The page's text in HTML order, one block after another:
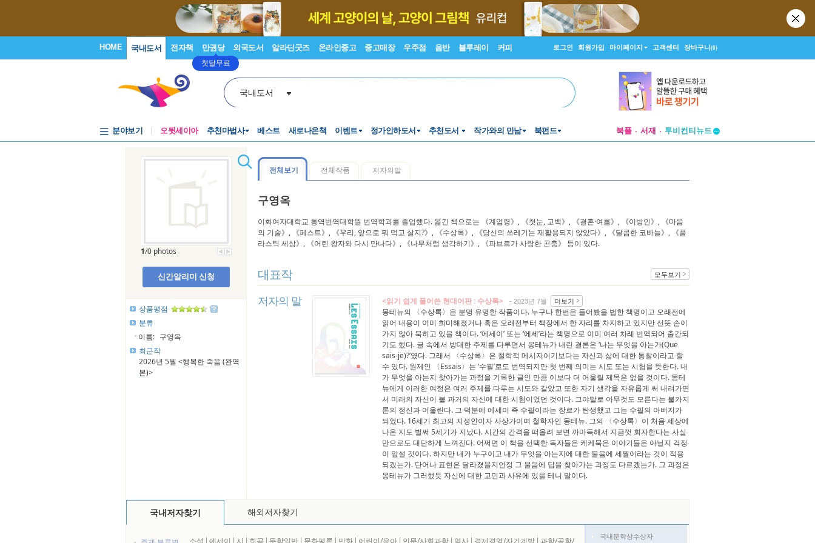
HOME 국내도서 전자책 만권당
첫달무료
외국도서 알라딘굿즈 온라인중고 중고매장 우주점 음반 블루레이 커피 로그인 회원가입 마이페이지 고객센터 장바구니(0)
국내도서
분야보기 오뒷세이아 추천마법사 베스트 새로나온책 이벤트 정가인하도서 추천도서 작가와의 만남 북펀드 북플 서재
투비컨티뉴드
1/0 photos
신간알리미 신청
상품평점
분류
이름: 구영옥
최근작
2026년 5월 <행복한 죽음 (완역
본)>
전체보기 전체작품 저자의말
구영옥
이화여자대학교 통역번역대학원 번역학과를 졸업했다. 옮긴 책으로는 《계엄령》, 《첫눈, 고백》, 《결혼·여름》, 《이방인》, 《마음
의 기술》, 《페스트》, 《우리, 앞으로 뭐 먹고 살지?》, 《수상록》, 《당신의 쓰레기는 재활용되지 않았다》, 《달콤한 코바늘》, 《플
라스틱 세상》, 《어린 왕자와 다시 만나다》, 《나무처럼 생각하기》, 《파브르가 사랑한 곤충》 등이 있다.
대표작 모두보기
저자의 말 <읽기 쉽게 풀어쓴 현대어판 : 수상록> - 2023년 7월 더보기
몽테뉴의 〈수상록〉은 분명 유명한 작품이다. 누구나 한번은 들어봤을 법한 책명이고 오래전에
읽어 내용이 이미 희미해졌거나 혹은 오래전부터 책장에서 한 자리를 차지하고 있지만 선뜻 손이
가지 않아 묵히고 있을 책이다. ‘에세이’ 또는 ‘에세’라는 책명으로 이미 여러 차례 번역되어 출간되
기도 했다. 글 속에서 방대한 주제를 다루면서 몽테뉴가 내린 결론은 ‘나는 무엇을 아는가(Que
sais-je)?’였다. 그래서 〈수상록〉은 철학적 메시지이기보다는 자신과 삶에 대한 통찰이라고 할
수 있다. 원제인 〈Essais〉는 ‘수필’로도 번역되지만 첫 번째 의미는 시도 또는 시험을 뜻한다. 내
가 무엇을 아는지 찾아가는 과정을 기록한 글인 만큼 이보다 더 어울릴 제목은 없을 것이다. 몽테
뉴에게 이러한 여정은 여러 주제를 다루는 시도와 같았고 또한 자기 생각을 자유롭게 써 내려가면
서 미래의 자신이 볼 과거의 자신에 대한 시험이었던 것이다. 그야말로 아무것도 모른다는 불가지
론의 정신과 어울린다. 그 덕분에 에세이 즉 수필이라는 장르가 탄생했고 그는 수필의 아버지가
되었다. 16세기 최고의 지성인이자 사상가이며 철학자인 몽테뉴. 그의 〈수상록〉이 처음 세상에
나온 지도 벌써 5세기가 지났다. 시간의 간격을 떠올려 보면 까마득해서 지금껏 회자한다는 사실
만으로도 대단하게 느껴진다. 어쩌면 이 책을 선택한 독자들은 케케묵은 이야기들은 아닐지 걱정
이 앞설 것이다. 하지만 내가 누구이고 내가 무엇을 아는지에 대한 물음에 세월이라는 것이 적용
되겠는가. 단어나 표현은 달라졌을지언정 그 물음에 답을 찾아가는 과정도 다르겠는가. 그 과정은
몽테뉴가 그러했듯 자신에 대한 고민과 사유에 있을 테니 말이다.
국내저자찾기 해외저자찾기
소설 l 에세이 l 시 l 희곡 l 문학일반 l 문화평론 l 만화 l 어린이/유아 l 인문/사회과학 l 역사 l 경제경영/자기계발 l 과학/공학/ 국내문학상수상자